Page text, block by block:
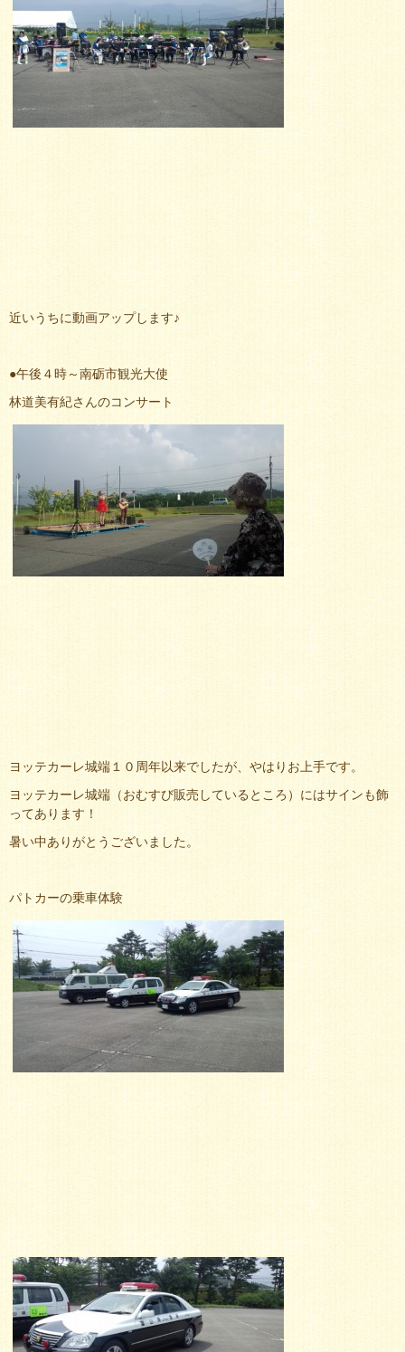
近いうちに動画アップします♪
●午後４時～南砺市観光大使
林道美有紀さんのコンサート
ヨッテカーレ城端１０周年以来でしたが、やはりお上手です。
ヨッテカーレ城端（おむすび販売しているところ）にはサインも飾
ってあります！
暑い中ありがとうございました。
パトカーの乗車体験